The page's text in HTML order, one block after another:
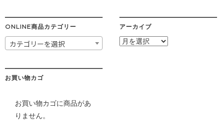
ONLINE商品カテゴリー
カテゴリーを選択
アーカイブ
ア
お買い物カゴ
お買い物カゴに商品があ
りません。